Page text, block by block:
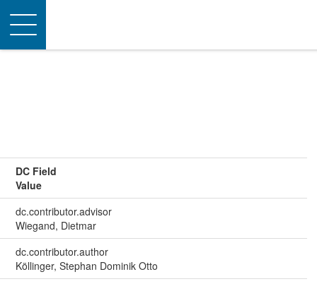
Toggle
navigation
DC Field
Value
dc.contributor.advisor
Wiegand, Dietmar
dc.contributor.author
Köllinger, Stephan Dominik Otto